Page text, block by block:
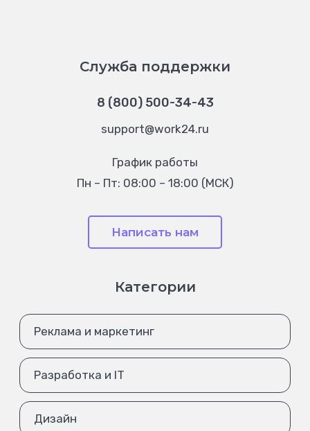
Служба поддержки
8 (800) 500-34-43
support@work24.ru
График работы
Пн – Пт: 08:00 – 18:00 (МСК)
Написать нам
Категории
Реклама и маркетинг
Разработка и IT
Дизайн